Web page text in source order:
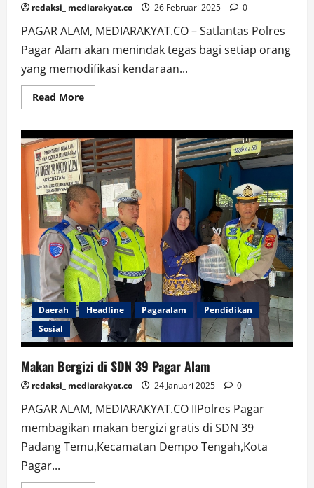
redaksi_ mediarakyat.co 26 Februari 2025 0
PAGAR ALAM, MEDIARAKYAT.CO – Satlantas Polres
Pagar Alam akan menindak tegas bagi setiap orang
yang memodifikasi kendaraan...
Read MoreRead
more
Polres
Pagar
Tindak
Tegas
Setiap
Orang
Memodifikasi
Kendaraan
Over
Dimensi
Daerah Headline Pagaralam
Pendidikan
Sosial
Makan Bergizi di SDN 39 Pagar Alam
redaksi_ mediarakyat.co 24 Januari 2025 0
PAGAR ALAM, MEDIARAKYAT.CO IIPolres Pagar
membagikan makan bergizi gratis di SDN 39
Padang Temu,Kecamatan Dempo Tengah,Kota
Pagar...